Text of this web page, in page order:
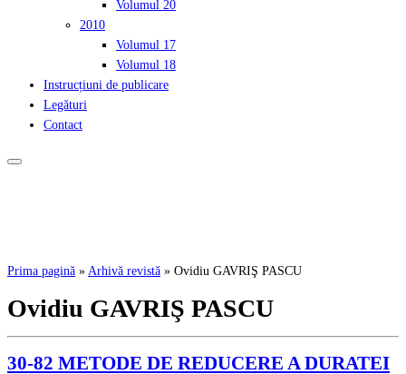
Volumul 20
2010
Volumul 17
Volumul 18
Instrucțiuni de publicare
Legături
Contact
Prima pagină » Arhivă revistă » Ovidiu GAVRIŞ PASCU
Ovidiu GAVRIŞ PASCU
30-82 METODE DE REDUCERE A DURATEI